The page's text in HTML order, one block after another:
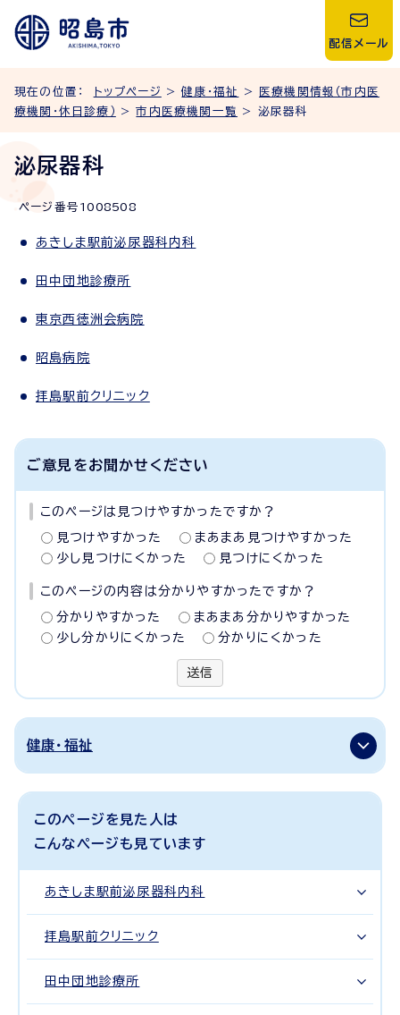
配信メール
現在の位置： トップページ >健康・福祉 >
医療機関情報（市内医
療機関・休日診療）
>市内医療機関一覧 > 泌尿器科
泌尿器科
ページ番号 1008508
あきしま駅前泌尿器科内科
田中団地診療所
東京西徳洲会病院
昭島病院
拝島駅前クリニック
ご意見をお聞かせください
このページは見つけやすかったですか？
見つけやすかった
まあまあ見つけやすかった
少し見つけにくかった
見つけにくかった
このページの内容は分かりやすかったですか？
分かりやすかった
まあまあ分かりやすかった
少し分かりにくかった
分かりにくかった
送信
健康・福祉
このページを見た人は
こんなページも見ています
あきしま駅前泌尿器科内科
拝島駅前クリニック
田中団地診療所